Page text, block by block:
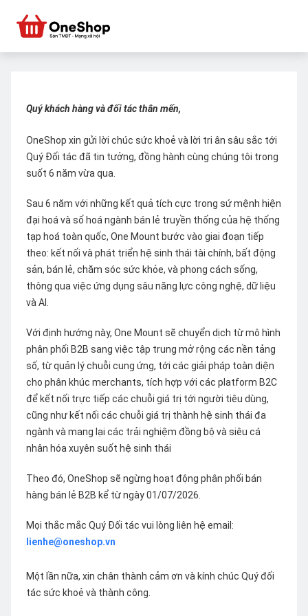
Quý khách hàng và đối tác thân mến,
OneShop xin gửi lời chúc sức khoẻ và lời tri ân sâu sắc tới
Quý Đối tác đã tin tưởng, đồng hành cùng chúng tôi trong
suốt 6 năm vừa qua.
Sau 6 năm với những kết quả tích cực trong sứ mệnh hiện
đại hoá và số hoá ngành bán lẻ truyền thống của hệ thống
tạp hoá toàn quốc, One Mount bước vào giai đoạn tiếp
theo: kết nối và phát triển hệ sinh thái tài chính, bất động
sản, bán lẻ, chăm sóc sức khỏe, và phong cách sống,
thông qua việc ứng dụng sâu năng lực công nghệ, dữ liệu
và AI.
Với định hướng này, One Mount sẽ chuyển dịch từ mô hình
phân phối B2B sang việc tập trung mở rộng các nền tảng
số, từ quản lý chuỗi cung ứng, tới các giải pháp toàn diện
cho phân khúc merchants, tích hợp với các platform B2C
để kết nối trực tiếp các chuỗi giá trị tới người tiêu dùng,
cũng như kết nối các chuỗi giá trị thành hệ sinh thái đa
ngành và mang lại các trải nghiệm đồng bộ và siêu cá
nhân hóa xuyên suốt hệ sinh thái
Theo đó, OneShop sẽ ngừng hoạt động phân phối bán
hàng bán lẻ B2B kể từ ngày 01/07/2026.
Mọi thắc mắc Quý Đối tác vui lòng liên hệ email:
lienhe@oneshop.vn
Một lần nữa, xin chân thành cảm ơn và kính chúc Quý đối
tác sức khoẻ và thành công.